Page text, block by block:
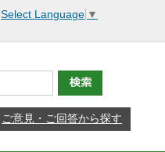
Select Language ▼
ご意見・ご回答から探す